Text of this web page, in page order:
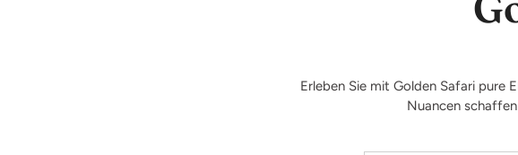
Erleben Sie mit Golden Safari pure
Nuancen